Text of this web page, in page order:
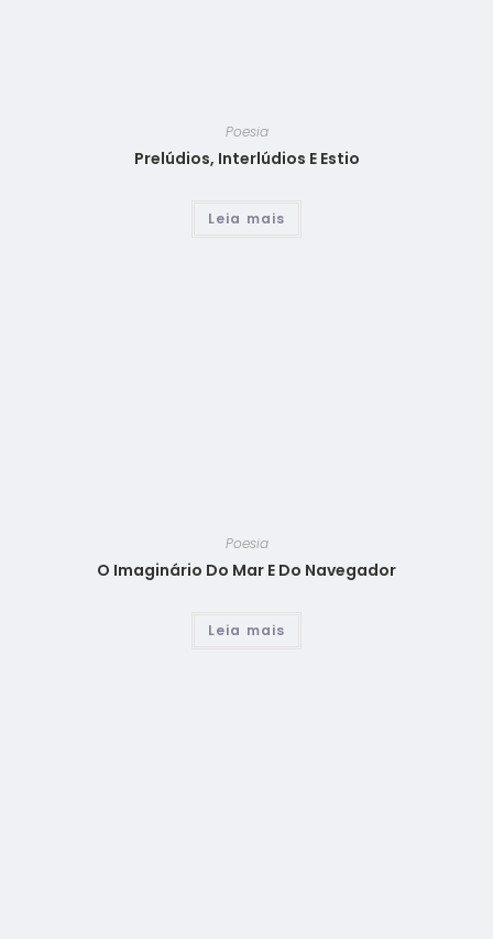
Poesia
Prelúdios, Interlúdios E Estio
Leia mais
Poesia
O Imaginário Do Mar E Do Navegador
Leia mais